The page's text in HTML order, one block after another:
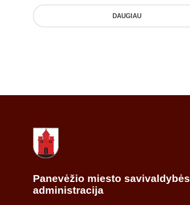
DAUGIAU
Panevėžio miesto savivaldybės
administracija